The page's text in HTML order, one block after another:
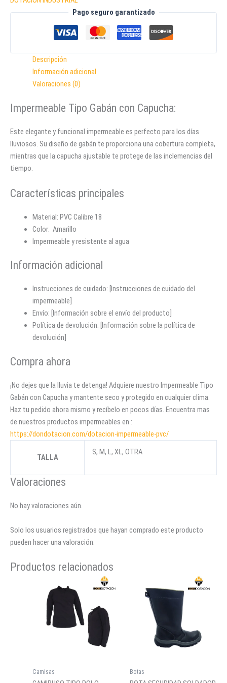
Pago seguro garantizado
Descripción
Información adicional
Valoraciones (0)
Impermeable Tipo Gabán con Capucha:
Este elegante y funcional impermeable es perfecto para los días
lluviosos. Su diseño de gabán te proporciona una cobertura completa,
mientras que la capucha ajustable te protege de las inclemencias del
tiempo.
Características principales
Material: PVC Calibre 18
Color: Amarillo
Impermeable y resistente al agua
Información adicional
Instrucciones de cuidado: [Instrucciones de cuidado del
impermeable]
Envío: [Información sobre el envío del producto]
Política de devolución: [Información sobre la política de
devolución]
Compra ahora
¡No dejes que la lluvia te detenga! Adquiere nuestro Impermeable Tipo
Gabán con Capucha y mantente seco y protegido en cualquier clima.
Haz tu pedido ahora mismo y recíbelo en pocos días. Encuentra mas
de nuestros productos impermeables en :
https://dondotacion.com/dotacion-impermeable-pvc/
TALLA
S, M, L, XL, OTRA
Valoraciones
No hay valoraciones aún.
Solo los usuarios registrados que hayan comprado este producto
pueden hacer una valoración.
Productos relacionados
Camisas Botas